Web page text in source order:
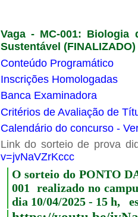
Vaga - MC-001: Biologia
Sustentável (FINALIZADO)
Conteúdo Programático
Inscrições Homologadas
Banca Examinadora
Critérios de Avaliação de
Calendário do concurso -
Link do sorteio de prova
v=jvNaVZrKccc
O sorteio do PONTO
001 realizado no
dia 10/04/2025 - 15 h,